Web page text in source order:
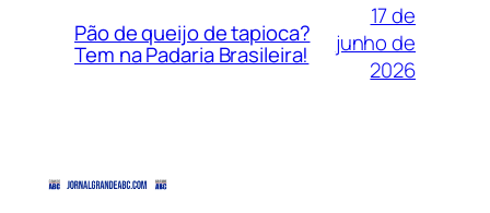
Pão de queijo de tapioca?
Tem na Padaria Brasileira!
17 de
junho de
2026